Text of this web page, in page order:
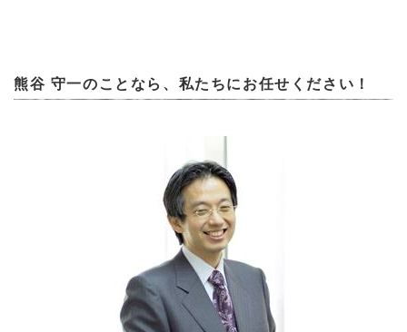
熊谷 守一のことなら、私たちにお任せください！